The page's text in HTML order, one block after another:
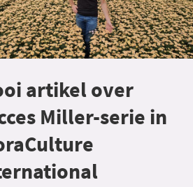
artikel over
Miller-serie in